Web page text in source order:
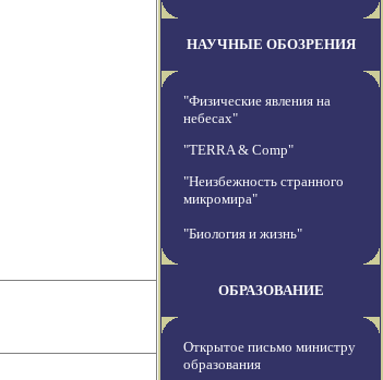
НАУЧНЫЕ ОБОЗРЕНИЯ
"Физические явления на
небесах"
"TERRA & Comp"
"Неизбежность странного
микромира"
"Биология и жизнь"
ОБРАЗОВАНИЕ
Открытое письмо министру
образования